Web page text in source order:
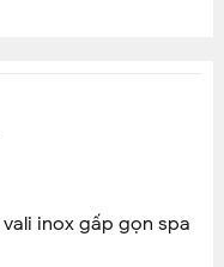
inox gấp gọn spa